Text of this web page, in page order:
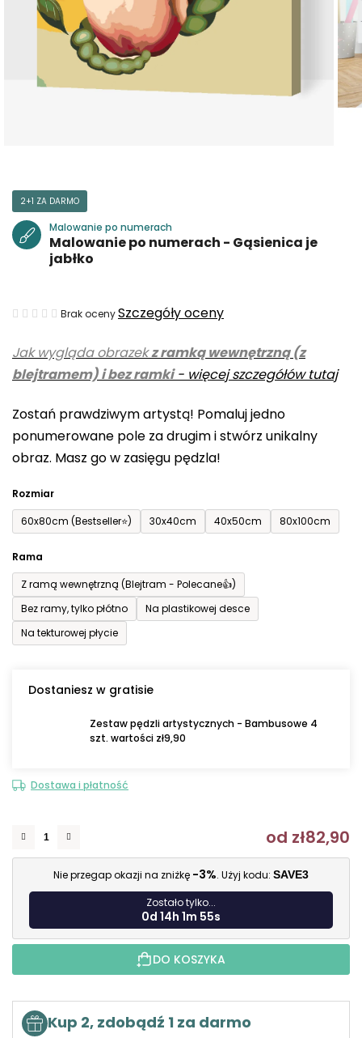
Jak wygląda obrazekz ramką wewnętrzną (z
blejtramem) i bez ramki- więcej szczegółów tutaj
Zostań prawdziwym artystą! Pomaluj jedno
ponumerowane pole za drugim i stwórz unikalny
obraz. Masz go w zasięgu pędzla!
Rozmiar
60x80cm (Bestseller⭐)
30x40cm 40x50cm 80x100cm
Rama
Z ramą wewnętrzną (Blejtram - Polecane👍)
Bez ramy, tylko płótno
Na plastikowej desce
Na tekturowej płycie
Dostaniesz w gratisie
Zestaw pędzli artystycznych - Bambusowe 4
szt. wartości zł9,90
Dostawa i płatność
od zł82,90
Nie przegap okazji na zniżkę -3%. Użyj kodu: SAVE3
Zostało tylko...
0d 14h 1m 54s
DO KOSZYKA
Kup 2, zdobądź 1 za darmo
2+1 ZA DARMO
Malowanie po numerach
Malowanie po numerach - Gąsienica je
jabłko
Średnia
produktu
wynosi
na
5
gwiazdek.
Brak ocenySzczegóły oceny